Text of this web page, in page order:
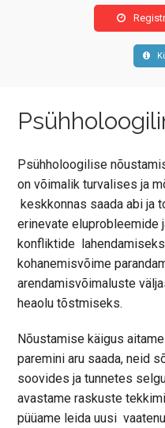
Psühholoogilise
on võimalik turvalises ja
keskkonnas saada abi ja
erinevate eluprobleemide
konfliktide
kohanemisvõime
arendamisvõimaluste
heaolu tõstmiseks.
Nõustamise käigus
paremini aru saada, neid
soovides ja tunnetes
avastame raskuste
püüame leida uusi